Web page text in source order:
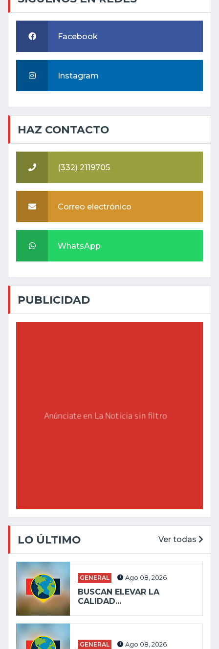
Facebook
Instagram
HAZ CONTACTO
(332) 2119705
Correo electrónico
WhatsApp
PUBLICIDAD
LO ÚLTIMO Ver todas
GENERAL Ago 08, 2026
BUSCAN ELEVAR LA
CALIDAD...
GENERAL Ago 08, 2026